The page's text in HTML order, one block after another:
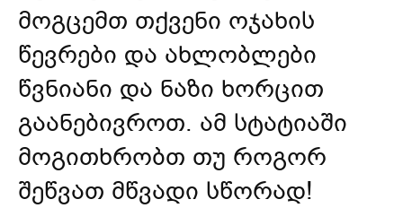
მოგცემთ თქვენი ოჯახის
წევრები და ახლობლები
წვნიანი და ნაზი ხორცით
გაანებივროთ. ამ სტატიაში
მოგითხრობთ თუ როგორ
შეწვათ მწვადი სწორად!